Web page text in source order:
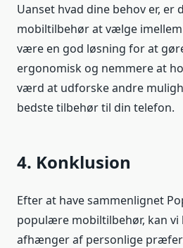
Uanset hvad dine behov er, er
mobiltilbehør at vælge
være en god løsning for at
ergonomisk og nemmere at
værd at udforske andre
bedste tilbehør til din telefon.
4. Konklusion
Efter at have sammenlignet
populære mobiltilbehør, kan vi
afhænger af personlige